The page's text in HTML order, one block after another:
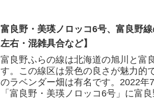
富良野・美瑛ノロッコ6号、富良野
左右・混雑具合など】
富良野ふらの線は北海道の旭川と富
す。この線区は景色の良さが魅力的
のラベンダー畑は有名です。2022年
「富良野・美瑛ノロッコ6号」に富